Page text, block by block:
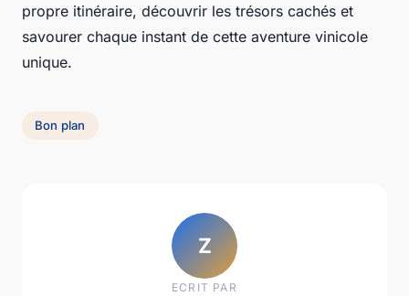
propre itinéraire, découvrir les trésors cachés et
savourer chaque instant de cette aventure vinicole
unique.
Bon plan
Z
ECRIT PAR